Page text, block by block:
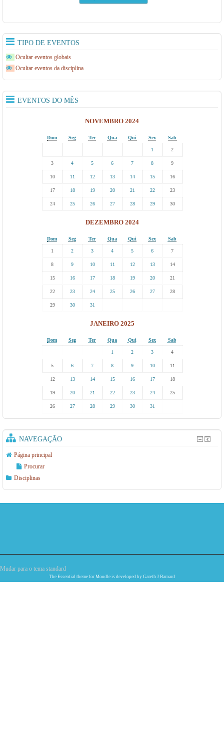
TIPO DE EVENTOS
Ocultar eventos globais
Ocultar eventos da disciplina
EVENTOS DO MÊS
NOVEMBRO 2024
Dom Seg Ter Qua Qui Sex Sab
1 2
3 4 5 6 7 8 9
10 11 12 13 14 15 16
17 18 19 20 21 22 23
24 25 26 27 28 29 30
DEZEMBRO 2024
Dom Seg Ter Qua Qui Sex Sab
1 2 3 4 5 6 7
8 9 10 11 12 13 14
15 16 17 18 19 20 21
22 23 24 25 26 27 28
29 30 31
JANEIRO 2025
Dom Seg Ter Qua Qui Sex Sab
1 2 3 4
5 6 7 8 9 10 11
12 13 14 15 16 17 18
19 20 21 22 23 24 25
26 27 28 29 30 31
NAVEGAÇÃO
Página principal
Procurar
Disciplinas
Mudar para o tema standard
The Essential theme for Moodle is developed by Gareth J Barnard